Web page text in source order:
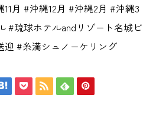
月 #沖縄12月 #沖縄2月 #沖縄3
#琉球ホテルandリゾート名城ビ
迎 #糸満シュノーケリング
    